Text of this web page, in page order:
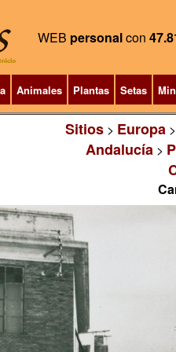
WEB personalcon
Animales Plantas Setas
Sitios> Europa
Andalucía >